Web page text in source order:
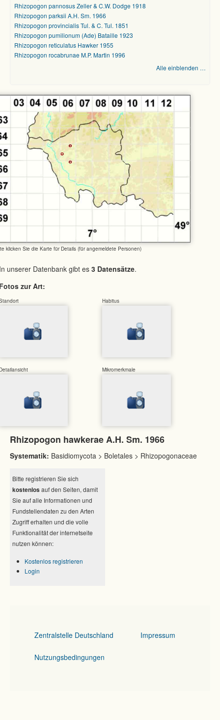
Rhizopogon pannosus Zeller & C.W. Dodge 1918
Rhizopogon parksii A.H. Sm. 1966
Rhizopogon provincialis Tul. & C. Tul. 1851
Rhizopogon pumilionum (Ade) Bataille 1923
Rhizopogon reticulatus Hawker 1955
Rhizopogon rocabrunae M.P. Martin 1996
Alle einblenden …
klicken Sie die Karte für Details (für angemeldete Personen)
unserer Datenbank gibt es 3 Datensätze.
zur Art:
Habitus
Mikromerkmale
Rhizopogon hawkerae A.H. Sm. 1966
Systematik: Basidiomycota > Boletales > Rhizopogonaceae
Bitte registrieren Sie sich
kostenlos auf den Seiten, damit
Sie auf alle Informationen und
Fundstellendaten zu den Arten
Zugriff erhalten und die volle
Funktionalität der internetseite
nutzen können:
Kostenlos registrieren
Login
Zentralstelle Deutschland Impressum
Nutzungsbedingungen